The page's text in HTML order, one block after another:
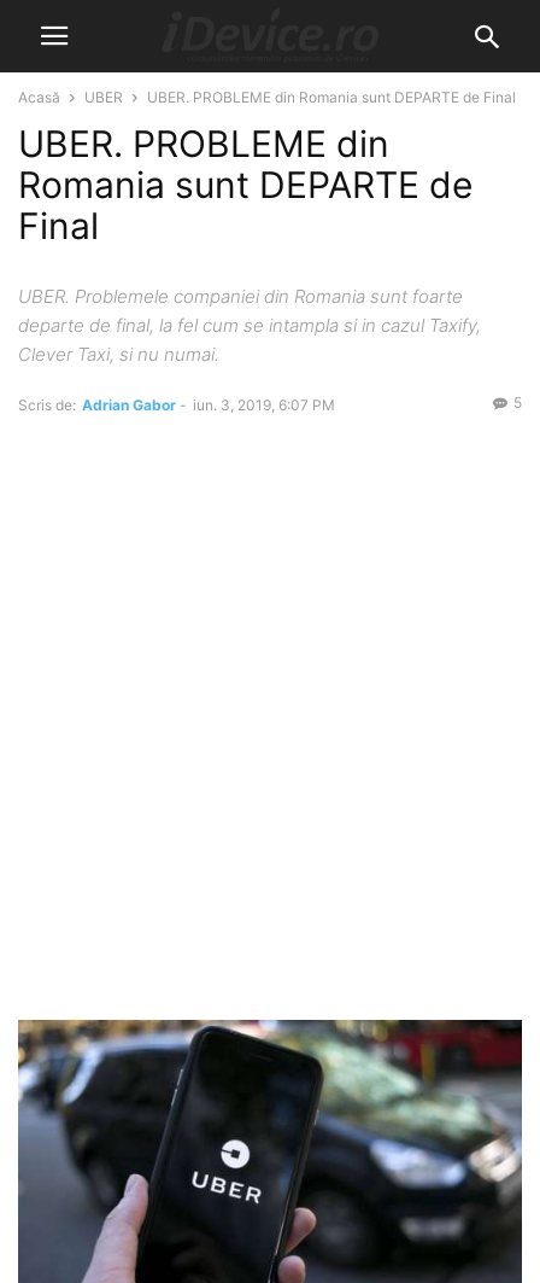
Acasă UBER UBER. PROBLEME din Romania sunt DEPARTE de Final
UBER. PROBLEME din
Romania sunt DEPARTE de
Final
UBER. Problemele companiei din Romania sunt foarte
departe de final, la fel cum se intampla si in cazul Taxify,
Clever Taxi, si nu numai.
Scris de: Adrian Gabor - iun. 3, 2019, 6:07 PM 5